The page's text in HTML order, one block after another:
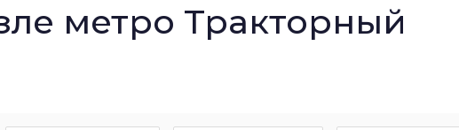
метро Тракторный